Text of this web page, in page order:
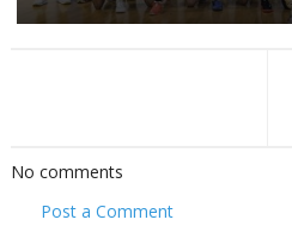
No comments
Post a Comment